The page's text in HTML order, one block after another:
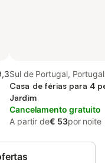
Sul de Portugal, Portugal
Casa de férias para 4
Jardim
Cancelamento gratuito
A partir de€ 53por noite